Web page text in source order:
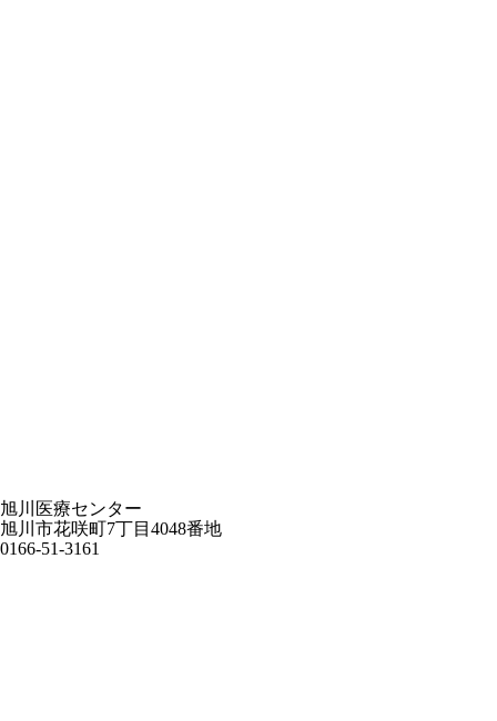
旭川医療センター
旭川市花咲町7丁目4048番地
0166-51-3161